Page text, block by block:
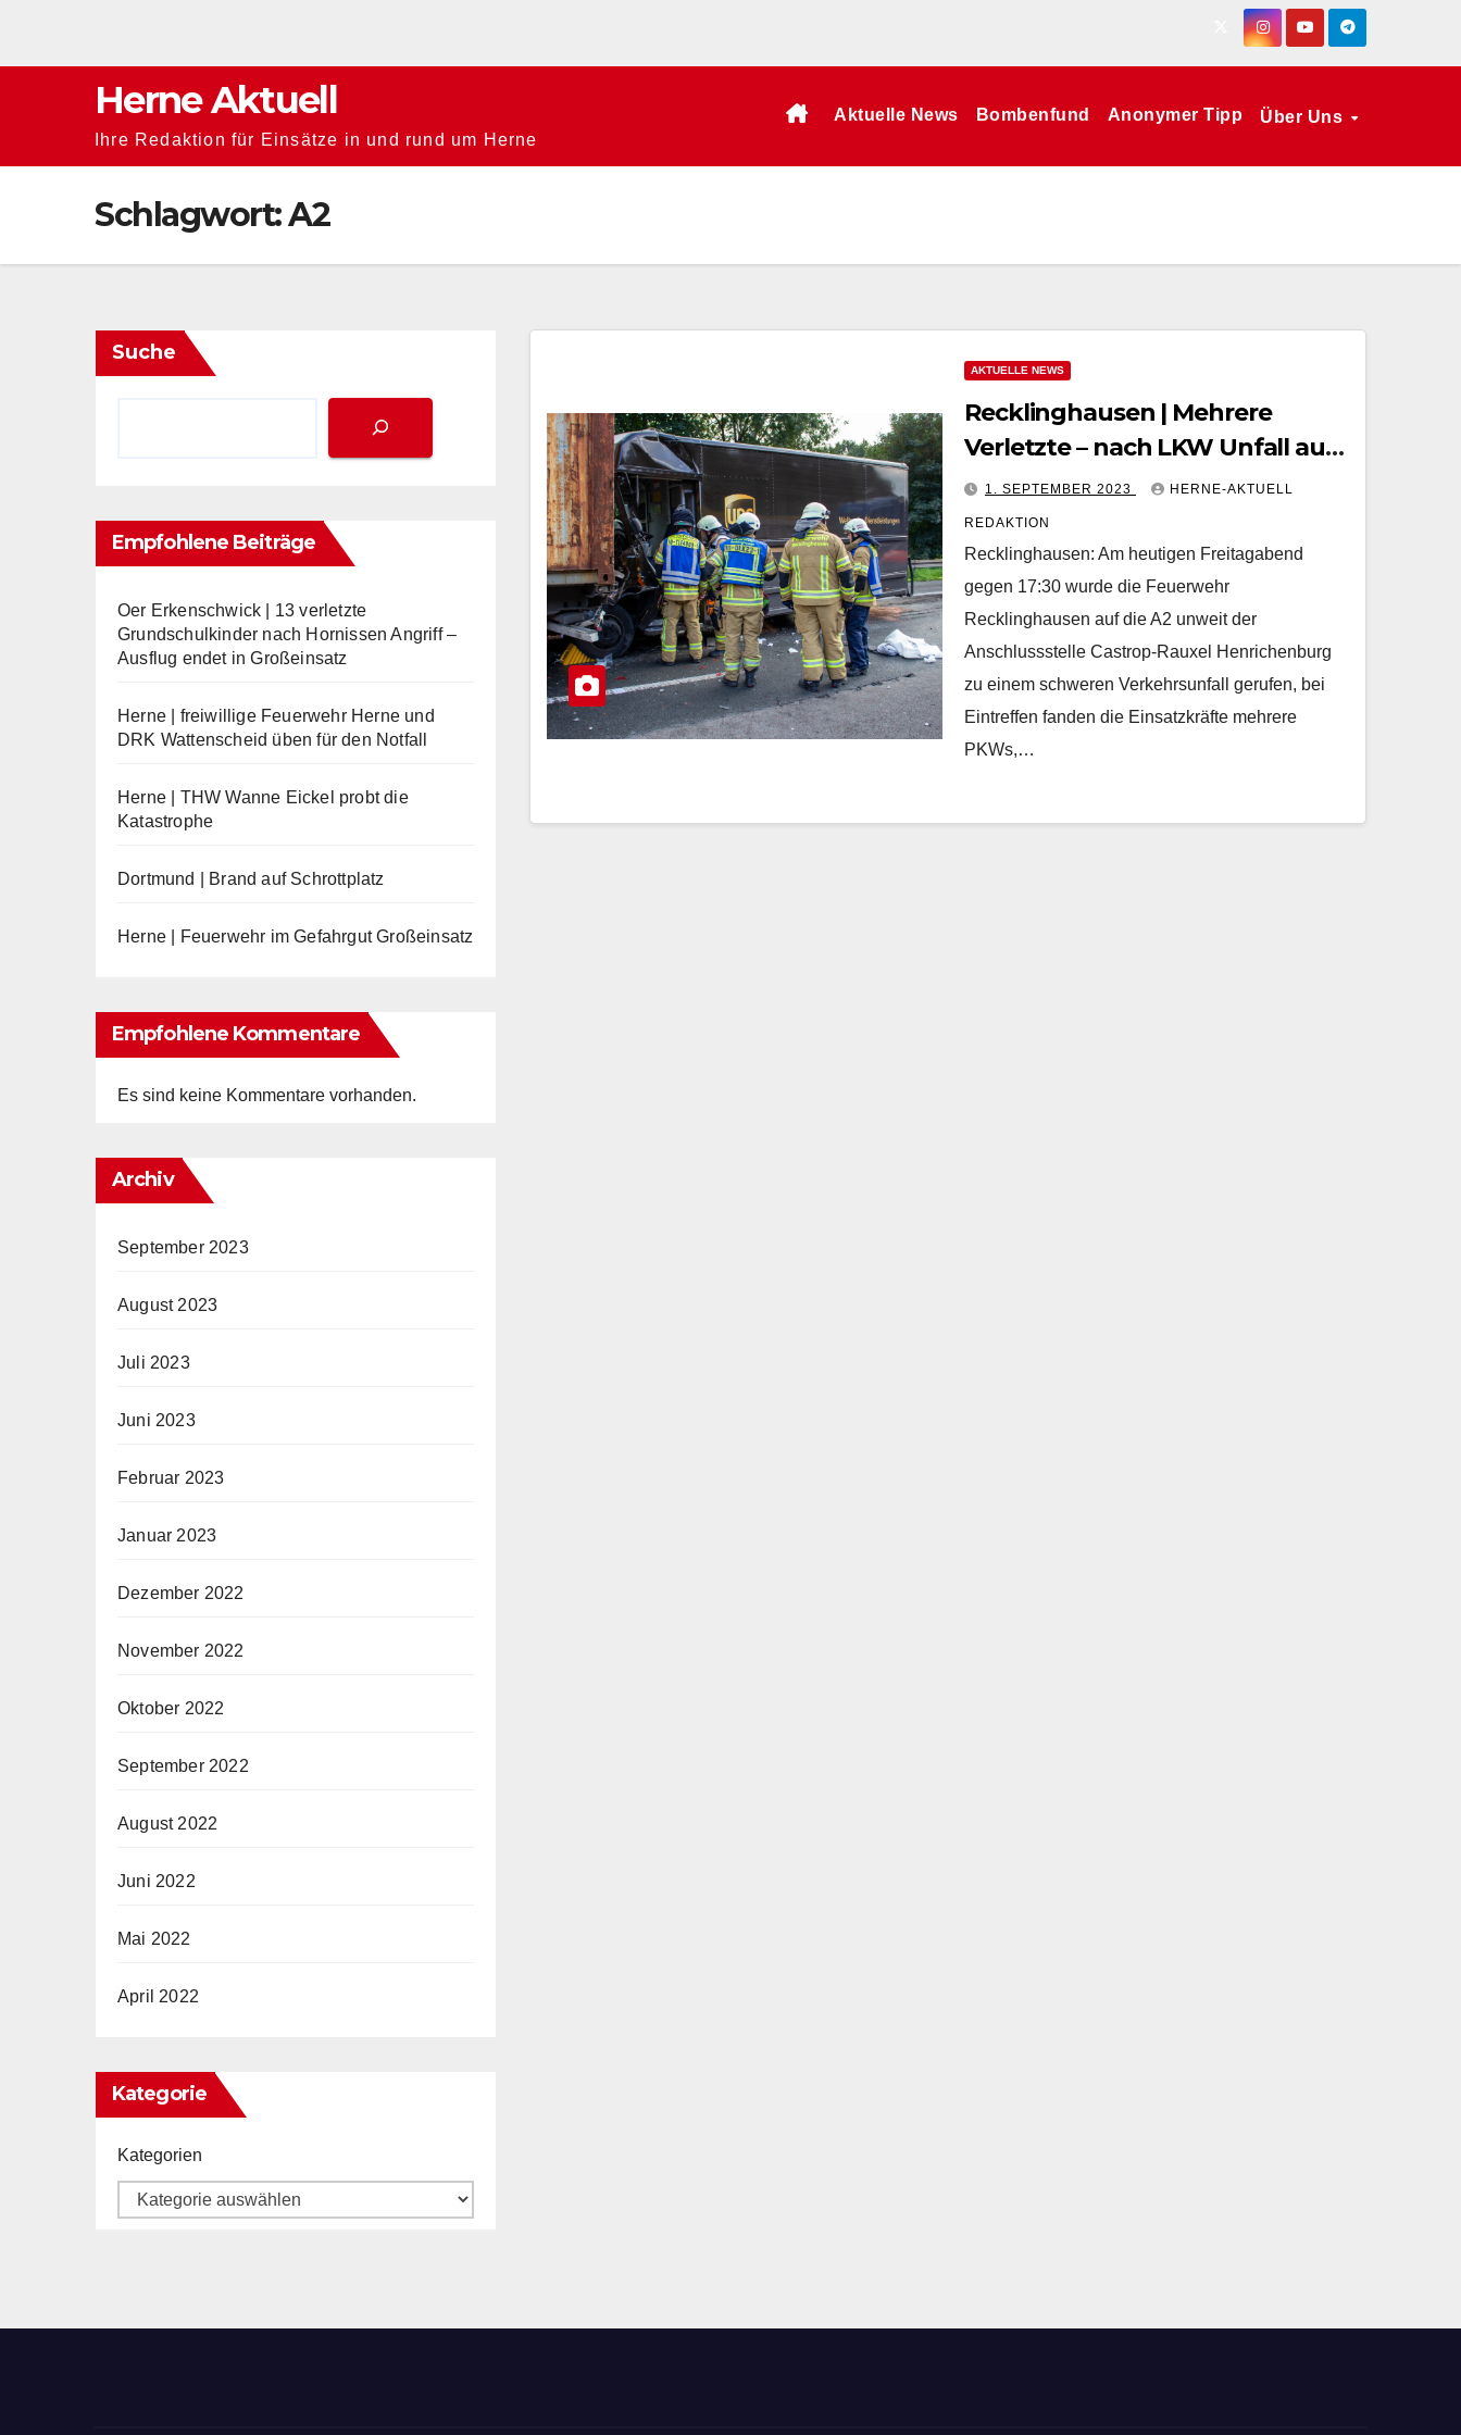
Herne Aktuell
Ihre Redaktion für Einsätze in und rund um Herne
Aktuelle News Bombenfund Anonymer Tipp Über Uns
Schlagwort:A2
Suche
Empfohlene Beiträge
Oer Erkenschwick | 13 verletzte
Grundschulkinder nach Hornissen Angriff –
Ausflug endet in Großeinsatz
Herne | freiwillige Feuerwehr Herne und
DRK Wattenscheid üben für den Notfall
Herne | THW Wanne Eickel probt die
Katastrophe
Dortmund | Brand auf Schrottplatz
Herne | Feuerwehr im Gefahrgut Großeinsatz
Empfohlene Kommentare
Es sind keine Kommentare vorhanden.
Archiv
September 2023
August 2023
Juli 2023
Juni 2023
Februar 2023
Januar 2023
Dezember 2022
November 2022
Oktober 2022
September 2022
August 2022
Juni 2022
Mai 2022
April 2022
Kategorie
Kategorien
AKTUELLE NEWS
Recklinghausen | Mehrere
Verletzte – nach LKW Unfall auf
A21. SEPTEMBER 2023 HERNE-AKTUELL
REDAKTION
Recklinghausen: Am heutigen Freitagabend
gegen 17:30 wurde die Feuerwehr
Recklinghausen auf die A2 unweit der
Anschlussstelle Castrop-Rauxel Henrichenburg
zu einem schweren Verkehrsunfall gerufen, bei
Eintreffen fanden die Einsatzkräfte mehrere
PKWs,…